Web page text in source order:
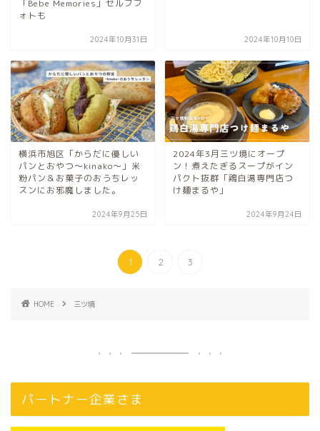
「Bebe Memories」セルフフ
ォトも
2024年10月31日 2024年10月10日
横浜市旭区「からだに優しい
パンとおやつ～kinako～」米
粉パン＆お菓子のおうちレッ
スンにお邪魔しました。
2024年9月25日
2024年3月三ツ境にオープ
ン！煮えたぎるスープがイン
パクト抜群「鶏白湯専門店つ
け麺まるや」
2024年9月24日
1 2 3
HOME 三ツ境
パートナー企業さま